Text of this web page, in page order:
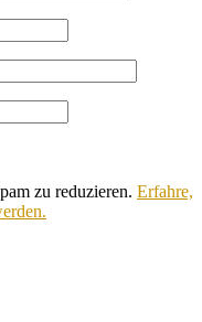
zu reduzieren. Erfahre,